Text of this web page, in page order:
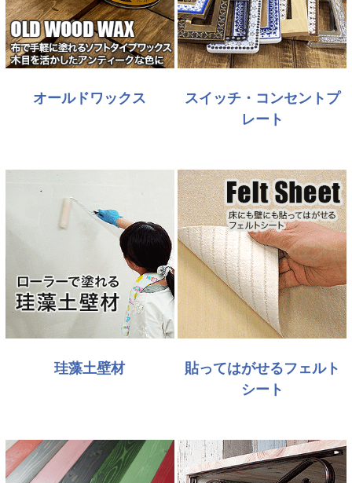
オールドワックス
スイッチ・コンセントプ
レート
珪藻土壁材
貼ってはがせるフェルト
シート